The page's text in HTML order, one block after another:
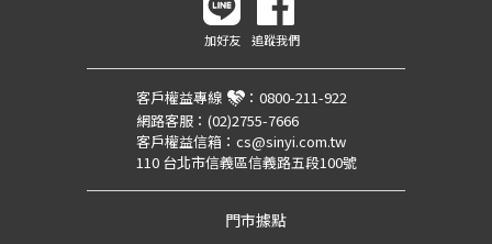
加好友 追蹤我們
客戶權益專線 ： 0800-211-922
網路客服： (02)2755-7666
客戶權益信箱： cs@sinyi.com.tw
110 台北市信義區信義路五段100號
門市據點